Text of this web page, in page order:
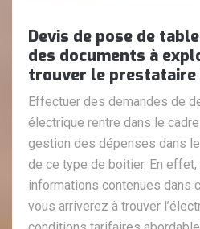
Devis de pose de
des documents à
trouver le prestataire
Effectuer des demandes de
électrique rentre dans le cadre
gestion des dépenses dans
de ce type de boitier. En
informations contenues dans
vous arriverez à trouver